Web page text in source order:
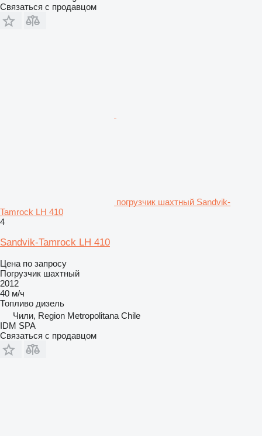
Связаться с продавцом
погрузчик шахтный Sandvik-
Tamrock LH 410
4
Sandvik-Tamrock LH 410
Цена по запросу
Погрузчик шахтный
2012
40 м/ч
Топливо дизель
Чили, Region Metropolitana Chile
IDM SPA
Связаться с продавцом